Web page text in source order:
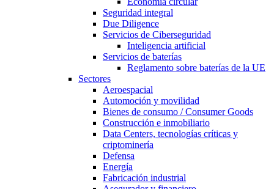
Seguridad integral
Due Diligence
Servicios de Ciberseguridad
Inteligencia artificial
Servicios de baterías
Reglamento sobre baterías de la UE
Sectores
Aeroespacial
Automoción y movilidad
Bienes de consumo / Consumer Goods
Construcción e inmobiliario
Data Centers, tecnologías críticas y
criptominería
Defensa
Energía
Fabricación industrial